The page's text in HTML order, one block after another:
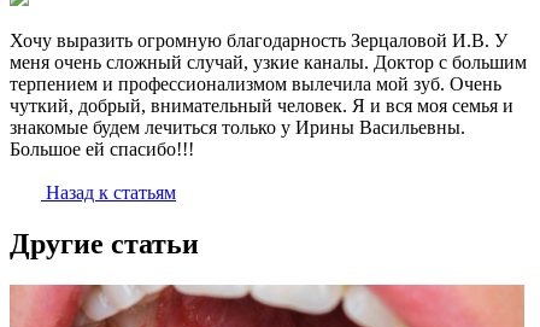
Хочу выразить огромную благодарность Зерцаловой И.В. У
меня очень сложный случай, узкие каналы. Доктор с большим
терпением и профессионализмом вылечила мой зуб. Очень
чуткий, добрый, внимательный человек. Я и вся моя семья и
знакомые будем лечиться только у Ирины Васильевны.
Большое ей спасибо!!!
Назад к статьям
Другие статьи